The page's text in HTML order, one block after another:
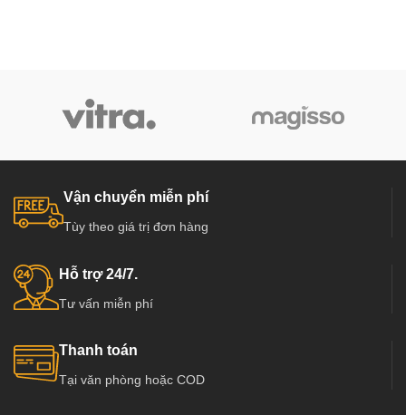
Vận chuyển miễn phí
Tùy theo giá trị đơn hàng
Hỗ trợ 24/7.
Tư vấn miễn phí
Thanh toán
Tại văn phòng hoặc COD